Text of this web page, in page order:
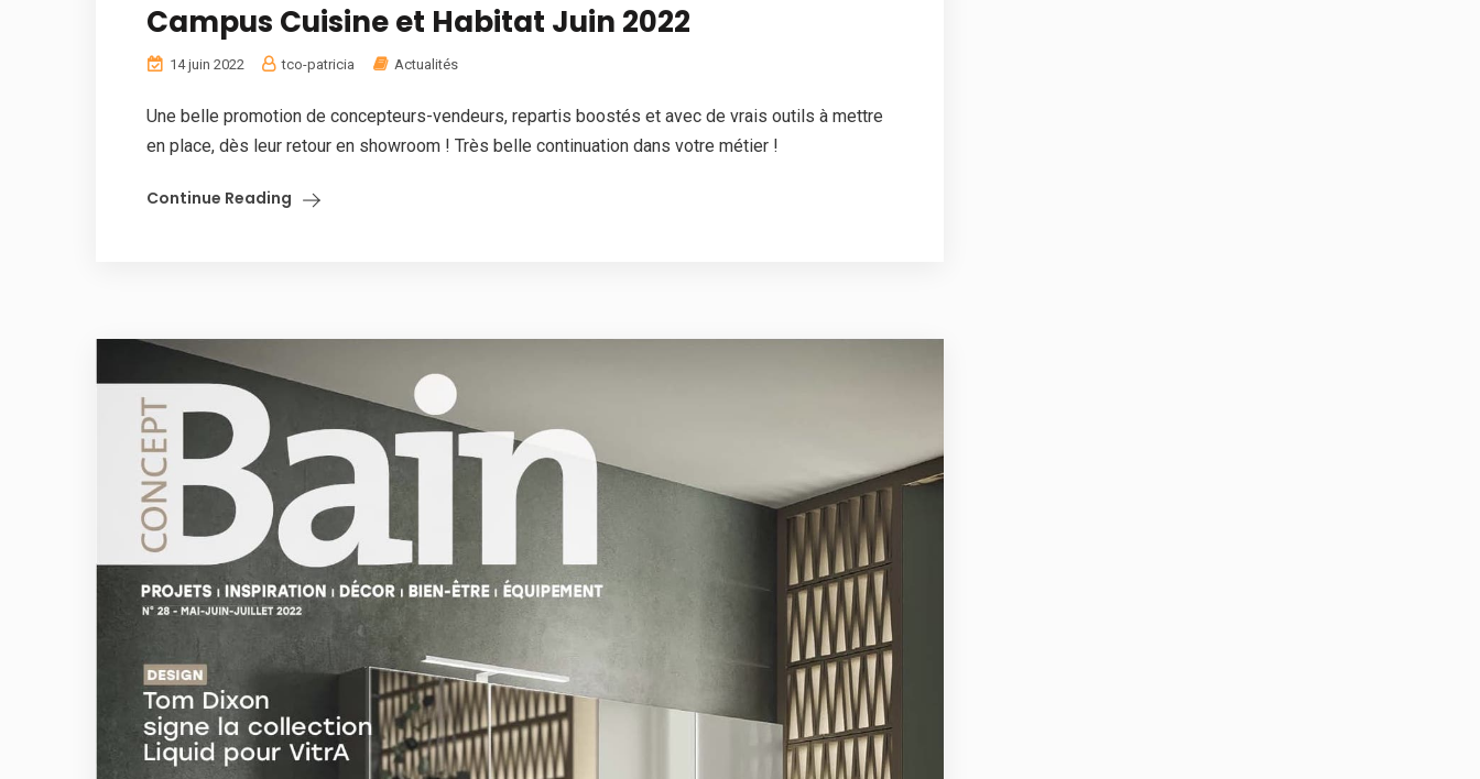
Campus Cuisine et Habitat Juin 2022
14 juin 2022 tco-patricia Actualités
Une belle promotion de concepteurs-vendeurs, repartis boostés et avec de vrais outils à mettre
en place, dès leur retour en showroom ! Très belle continuation dans votre métier !
Continue Reading